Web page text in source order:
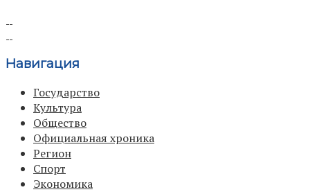
Навигация
Государство
Культура
Общество
Официальная хроника
Регион
Спорт
Экономика